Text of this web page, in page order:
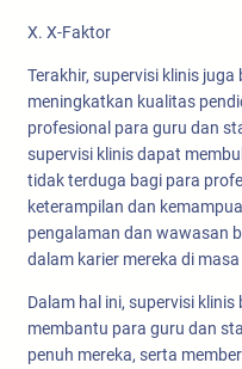
X. X-Faktor
Terakhir, supervisi klinis
meningkatkan kualitas
profesional para guru dan
supervisi klinis dapat
tidak terduga bagi para
keterampilan dan
pengalaman dan wawasan
dalam karier mereka di
Dalam hal ini, supervisi
membantu para guru dan
penuh mereka, serta